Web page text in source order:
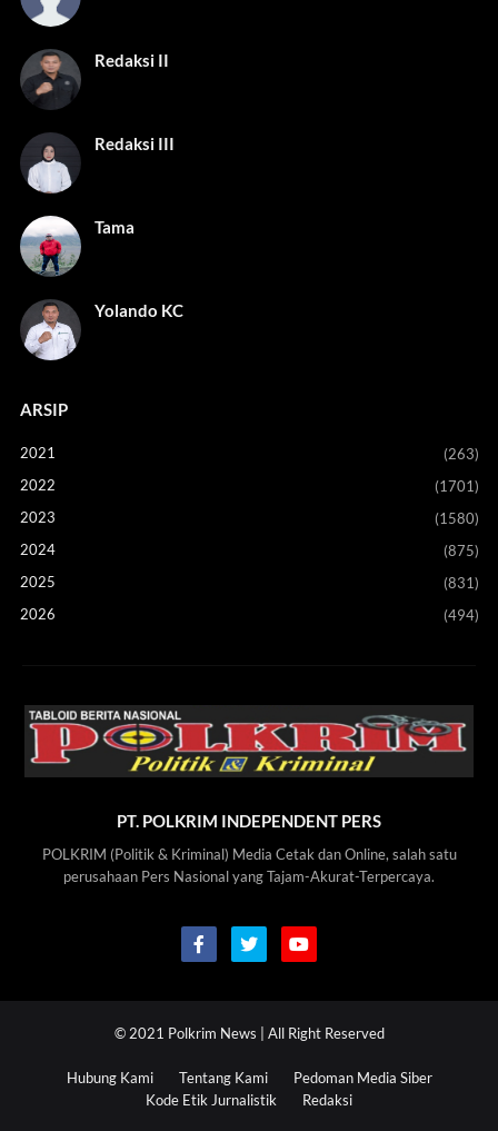
Redaksi II
Redaksi III
Tama
Yolando KC
ARSIP
2021
(263)
2022
(1701)
2023
(1580)
2024
(875)
2025
(831)
2026
(494)
PT. POLKRIM INDEPENDENT PERS
POLKRIM (Politik & Kriminal) Media Cetak dan Online, salah satu
perusahaan Pers Nasional yang Tajam-Akurat-Terpercaya.
© 2021 Polkrim News | All Right Reserved
Hubung Kami Tentang Kami
Pedoman Media Siber
Kode Etik Jurnalistik
Redaksi